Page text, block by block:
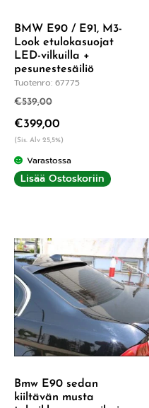
BMW E90 / E91, M3-
Look etulokasuojat
LED-vilkuilla +
pesunestesäiliö
Tuotenro: 67775
€539,00
€399,00
(Sis. Alv 25,5%)
Varastossa
Lisää Ostoskoriin
Bmw E90 sedan
kiiltävän musta